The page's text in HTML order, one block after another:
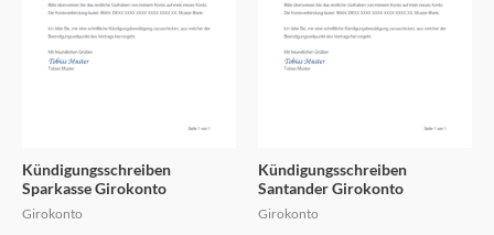
Kündigungsschreiben
Sparkasse Girokonto
Girokonto
Kündigungsschreiben
Santander Girokonto
Girokonto